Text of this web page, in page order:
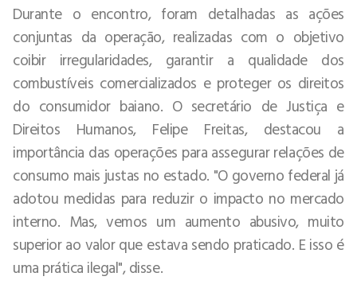
Durante o encontro, foram detalhadas as ações
conjuntas da operação, realizadas com o objetivo
coibir irregularidades, garantir a qualidade dos
combustíveis comercializados e proteger os direitos
do consumidor baiano. O secretário de Justiça e
Direitos Humanos, Felipe Freitas, destacou a
importância das operações para assegurar relações de
consumo mais justas no estado. "O governo federal já
adotou medidas para reduzir o impacto no mercado
interno. Mas, vemos um aumento abusivo, muito
superior ao valor que estava sendo praticado. E isso é
uma prática ilegal", disse.